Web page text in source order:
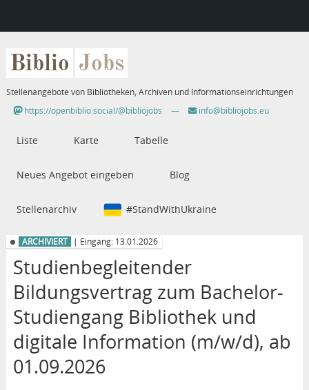
Biblio Jobs
Stellenangebote von Bibliotheken, Archiven und Informationseinrichtungen
https://openbiblio.social/@bibliojobs
— info@bibliojobs.eu
Liste Karte Tabelle
Neues Angebot eingeben Blog
Stellenarchiv #StandWithUkraine
ARCHIVIERT | Eingang: 13.01.2026
Studienbegleitender
Bildungsvertrag zum Bachelor-
Studiengang Bibliothek und
digitale Information (m/w/d), ab
01.09.2026